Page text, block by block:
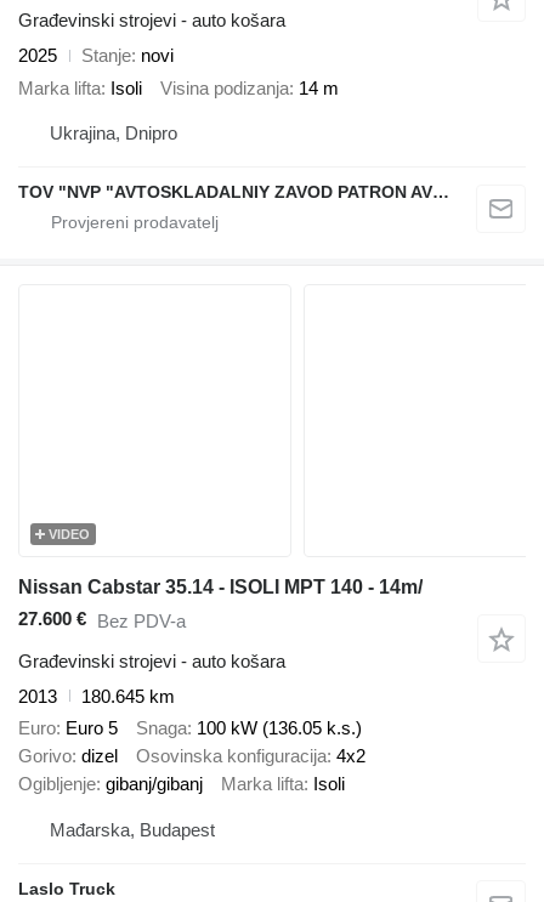
Građevinski strojevi - auto košara
2025
Stanje novi
Marka lifta Isoli Visina podizanja 14 m
Ukrajina, Dnipro
TOV "NVP "AVTOSKLADALNIY ZAVOD PATRON AVTO"
VIDEO
Nissan Cabstar 35.14 - ISOLI MPT 140 - 14m/
27.600 € Bez PDV-a
Građevinski strojevi - auto košara
2013
180.645 km
Euro Euro 5 Snaga 100 kW (136.05 k.s.)
Gorivo dizel Osovinska konfiguracija 4x2
Ogibljenje gibanj/gibanj Marka lifta Isoli
Mađarska, Budapest
Laslo Truck